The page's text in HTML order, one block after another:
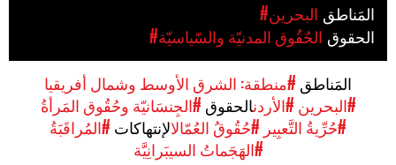
#البحرين
#الحُقُوق المدنيّة والسّياسيّة
المَناطق #منطقة: الشرق الأوسط وشمال أفريقيا
#البحرين #الأردنالحقوق #الجِنسَانيّة وحُقُوق المَرأةُ
#حُرِّيةُ التَّعبِير #حُقُوقُ العُمّالالإنتهاكات #المُراقَبَةُ
#الهَجَماتُ السيبَرانِيَّة